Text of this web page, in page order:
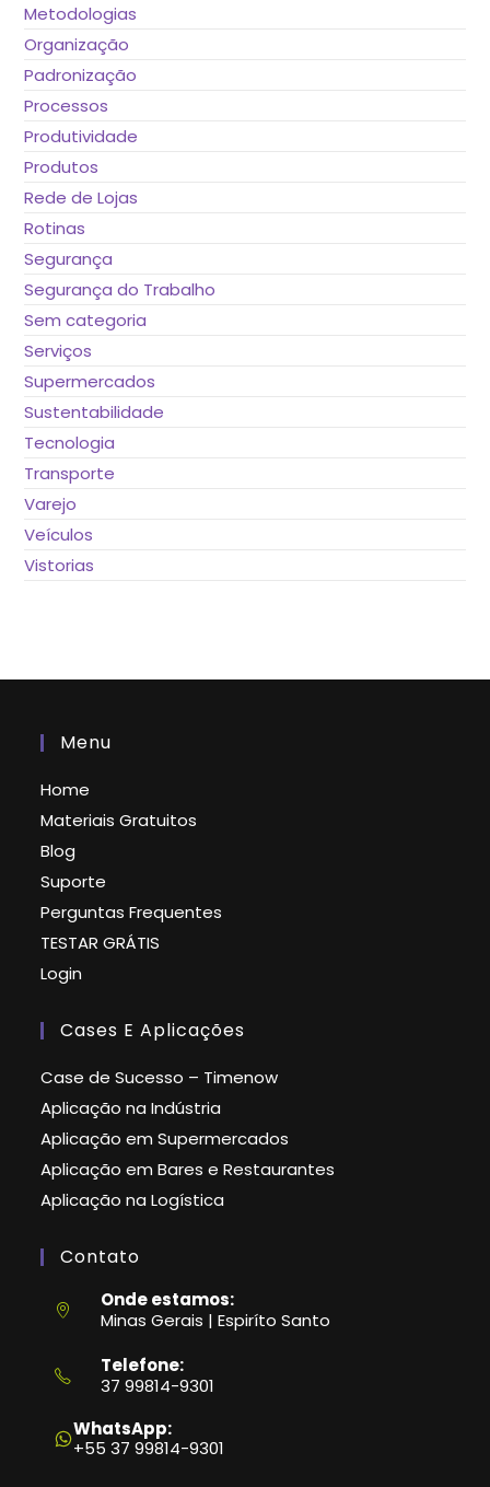
Metodologias
Organização
Padronização
Processos
Produtividade
Produtos
Rede de Lojas
Rotinas
Segurança
Segurança do Trabalho
Sem categoria
Serviços
Supermercados
Sustentabilidade
Tecnologia
Transporte
Varejo
Veículos
Vistorias
Menu
Home
Materiais Gratuitos
Blog
Suporte
Perguntas Frequentes
TESTAR GRÁTIS
Login
Cases E Aplicações
Case de Sucesso – Timenow
Aplicação na Indústria
Aplicação em Supermercados
Aplicação em Bares e Restaurantes
Aplicação na Logística
Contato
Onde estamos:
Minas Gerais | Espiríto Santo
Telefone:
37 99814-9301
em
seu
aplicativo
WhatsApp:
+55 37 99814-9301